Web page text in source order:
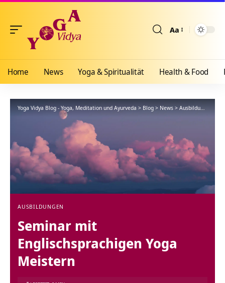
Aa
Home News Yoga & Spiritualität Health & Food
Yoga Vidya Blog - Yoga, Meditation und Ayurveda > Blog > News > Ausbildungen
AUSBILDUNGEN
Seminar mit
Englischsprachigen Yoga
Meistern